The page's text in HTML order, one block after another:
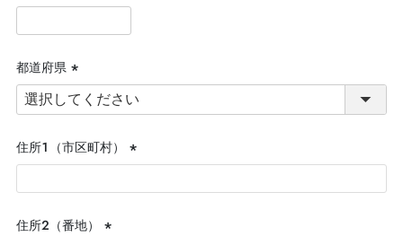
(必
須)
都道府県
(必
須)
住所１（市区町村）
(必
須)
住所２（番地）